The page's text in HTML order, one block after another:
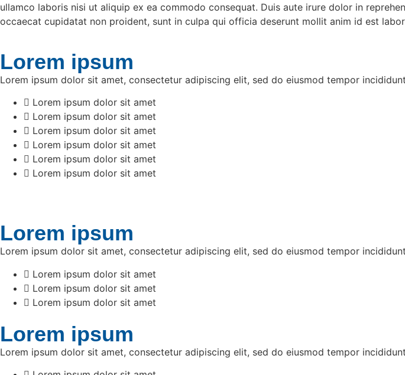
ullamco laboris nisi ut aliquip ex ea commodo consequat. Duis aute irure dolor in
occaecat cupidatat non proident, sunt in culpa qui officia deserunt mollit anim id est
Lorem ipsum
Lorem ipsum dolor sit amet, consectetur adipiscing elit, sed do eiusmod tempor
Lorem ipsum dolor sit amet
Lorem ipsum dolor sit amet
Lorem ipsum dolor sit amet
Lorem ipsum dolor sit amet
Lorem ipsum dolor sit amet
Lorem ipsum dolor sit amet
Lorem ipsum
Lorem ipsum dolor sit amet, consectetur adipiscing elit, sed do eiusmod tempor
Lorem ipsum dolor sit amet
Lorem ipsum dolor sit amet
Lorem ipsum dolor sit amet
Lorem ipsum
Lorem ipsum dolor sit amet, consectetur adipiscing elit, sed do eiusmod tempor